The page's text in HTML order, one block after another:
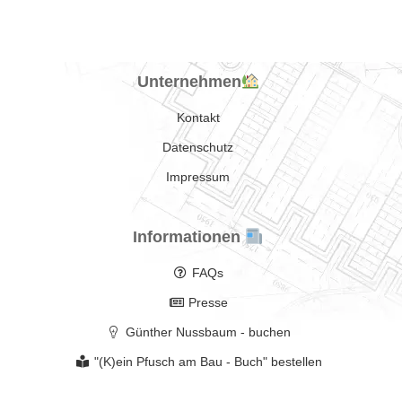
Unternehmen
Kontakt
Datenschutz
Impressum
Informationen
FAQs
Presse
Günther Nussbaum - buchen
"(K)ein Pfusch am Bau - Buch" bestellen